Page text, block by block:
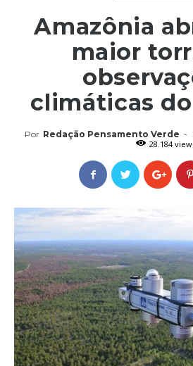
Amazônia
maior
climáticas
Por Redação Pensamento Verde -
28.184